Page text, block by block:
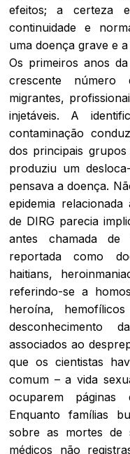
efeitos; a certeza
continuidade e
uma doença grave e
Os primeiros anos
crescente
migrantes,
injetáveis. A
contaminação
dos principais
produziu um
pensava a doença.
epidemia relacionada
de DIRG parecia
antes chamada de
reportada como
haitians,
referindo-se a
heroína,
desconhecimento
associados ao
que os cientistas
comum – a vida
ocuparem
Enquanto famílias
sobre as mortes de
médicos não